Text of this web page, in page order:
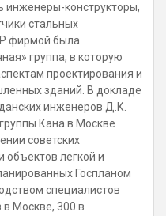
инженеры-конструкторы,
стальных
фирмой была
группа, в которую
проектирования и
зданий. В докладе
инженеров Д.К.
Кана в Москве
советских
объектов легкой и
Госпланом
специалистов
в Москве, 300 в